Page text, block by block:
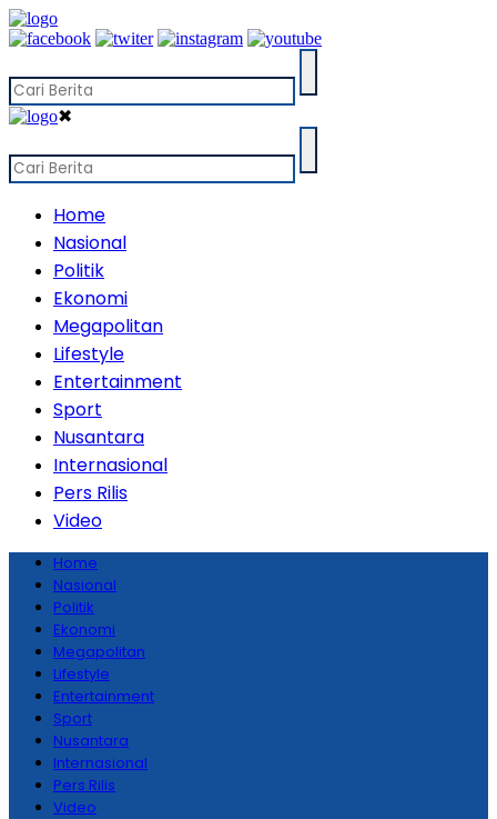
✖
Home
Nasional
Politik
Ekonomi
Megapolitan
Lifestyle
Entertainment
Sport
Nusantara
Internasional
Pers Rilis
Video
Home
Nasional
Politik
Ekonomi
Megapolitan
Lifestyle
Entertainment
Sport
Nusantara
Internasional
Pers Rilis
Video